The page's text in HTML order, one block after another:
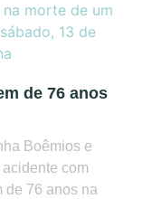
de 76 anos
Boêmios e
com
de 76 anos na